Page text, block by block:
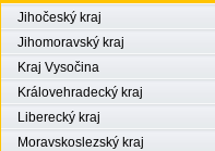
Jihočeský kraj
Jihomoravský kraj
Kraj Vysočina
Královehradecký kraj
Liberecký kraj
Moravskoslezský kraj